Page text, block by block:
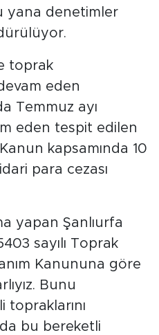
yana denetimler
toprak
eden
Temmuz ayı
eden tespit edilen
kapsamında 10
para cezası
yapan Şanlıurfa
sayılı Toprak
Kanununa göre
Bunu
topraklarını
da bu bereketli